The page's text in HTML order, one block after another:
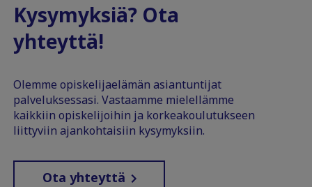
Kysymyksiä? Ota
yhteyttä!
Olemme opiskelijaelämän asiantuntijat
palveluksessasi. Vastaamme mielellämme
kaikkiin opiskelijoihin ja korkeakoulutukseen
liittyviin ajankohtaisiin kysymyksiin.
Ota yhteyttä